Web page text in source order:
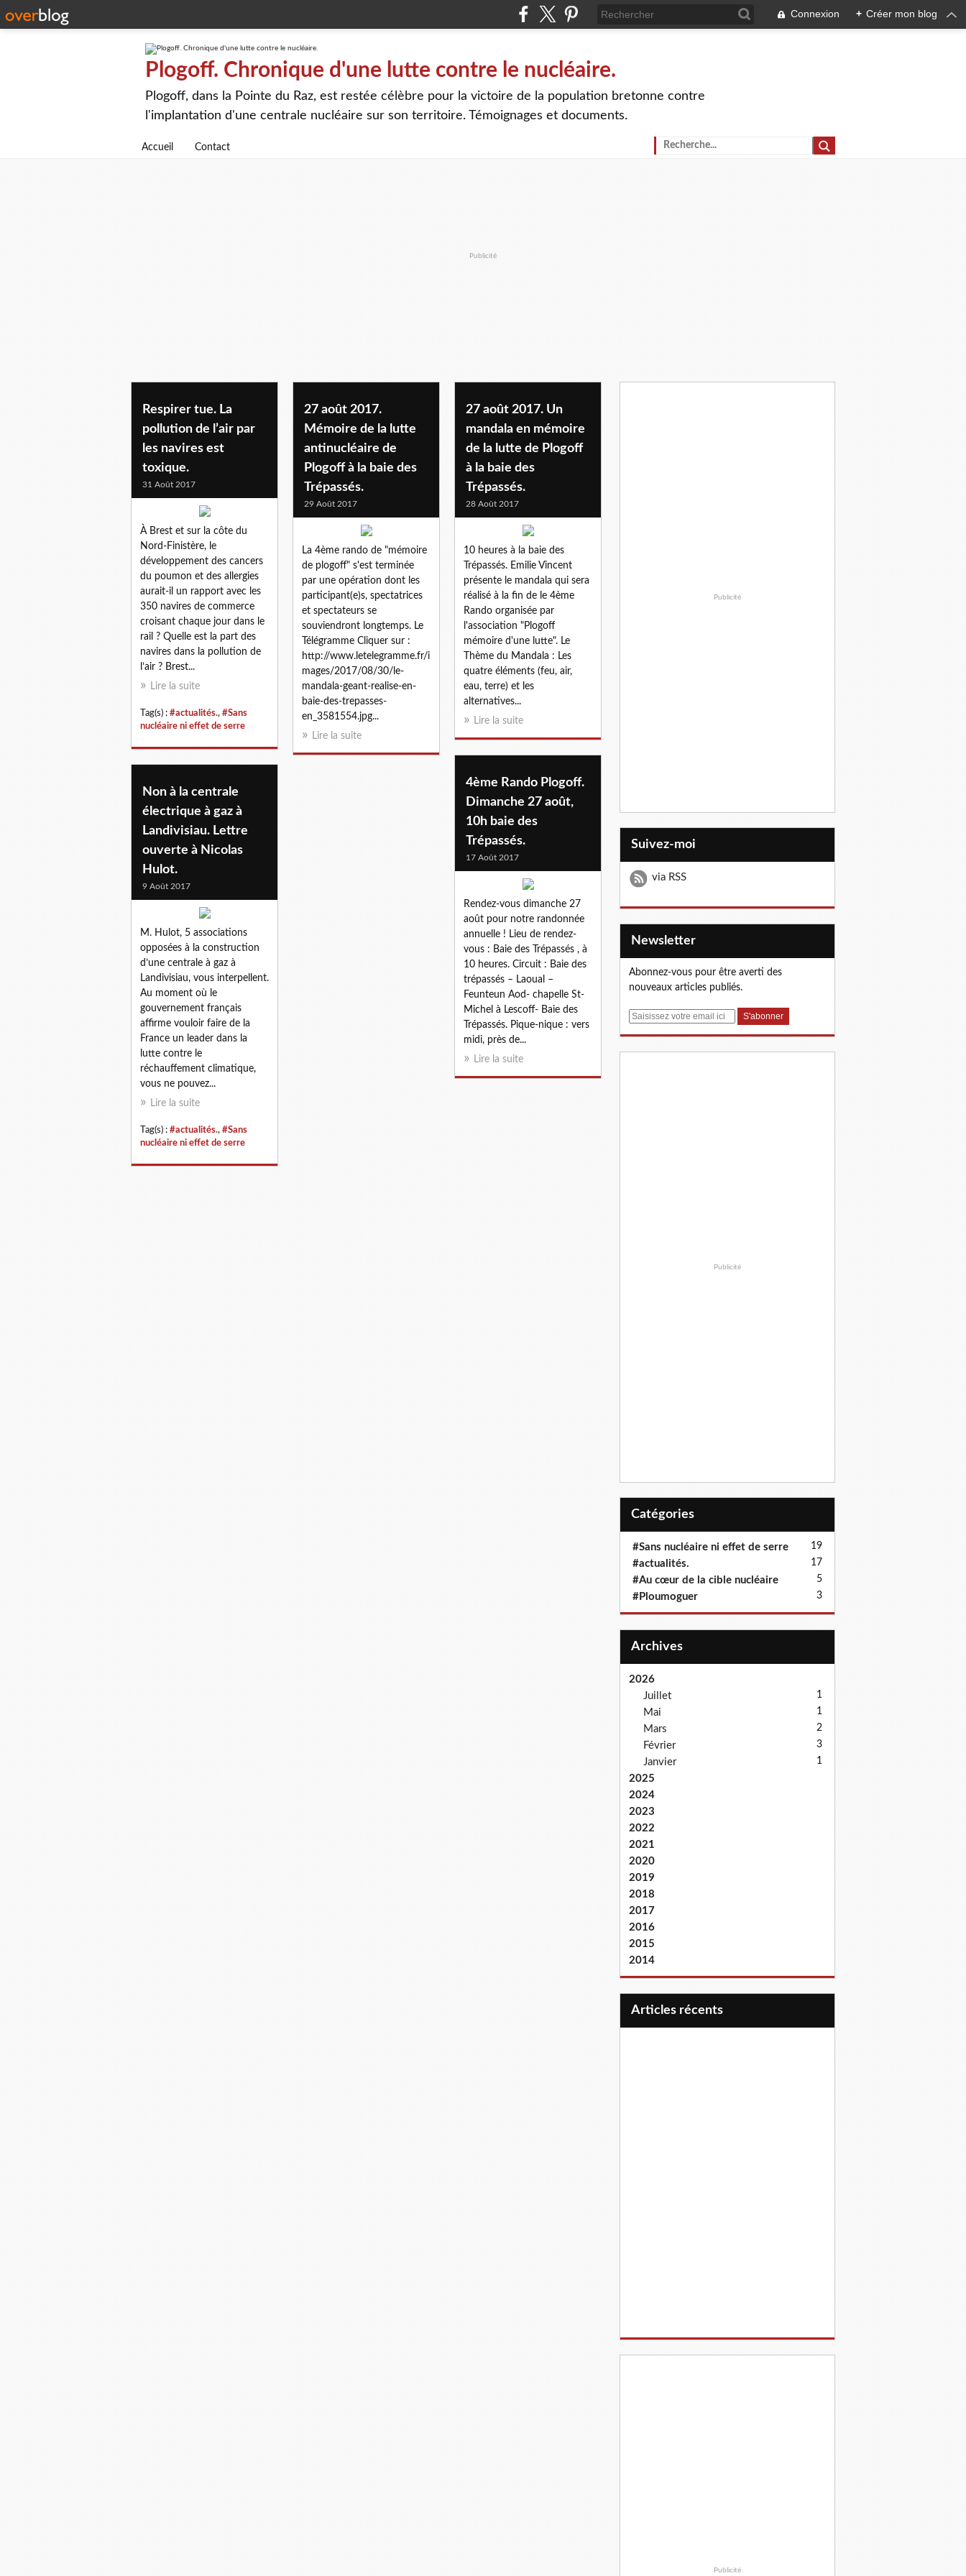
Connexion + Créer mon blog
Plogoff. Chronique d'une lutte contre le nucléaire.
Plogoff, dans la Pointe du Raz, est restée célèbre pour la victoire de la population bretonne contre
l'implantation d'une centrale nucléaire sur son territoire. Témoignages et documents.
Accueil Contact
Publicité
Respirer tue. La
pollution de l’air par
les navires est
toxique.
31 Août 2017
À Brest et sur la côte du
Nord-Finistère, le
développement des cancers
du poumon et des allergies
aurait-il un rapport avec les
350 navires de commerce
croisant chaque jour dans le
rail ? Quelle est la part des
navires dans la pollution de
l’air ? Brest...
Lire la suite
Tag(s) : #actualités., #Sans
nucléaire ni effet de serre
27 août 2017.
Mémoire de la lutte
antinucléaire de
Plogoff à la baie des
Trépassés.
29 Août 2017
La 4ème rando de "mémoire
de plogoff" s'est terminée
par une opération dont les
participant(e)s, spectatrices
et spectateurs se
souviendront longtemps. Le
Télégramme Cliquer sur :
http://www.letelegramme.fr/i
mages/2017/08/30/le-
mandala-geant-realise-en-
baie-des-trepasses-
en_3581554.jpg...
Lire la suite
27 août 2017. Un
mandala en mémoire
de la lutte de Plogoff
à la baie des
Trépassés.
28 Août 2017
10 heures à la baie des
Trépassés. Emilie Vincent
présente le mandala qui sera
réalisé à la fin de le 4ème
Rando organisée par
l'association "Plogoff
mémoire d'une lutte". Le
Thème du Mandala : Les
quatre éléments (feu, air,
eau, terre) et les
alternatives...
Lire la suite
4ème Rando Plogoff.
Dimanche 27 août,
10h baie des
Trépassés.
17 Août 2017
Rendez-vous dimanche 27
août pour notre randonnée
annuelle ! Lieu de rendez-
vous : Baie des Trépassés , à
10 heures. Circuit : Baie des
trépassés – Laoual –
Feunteun Aod- chapelle St-
Michel à Lescoff- Baie des
Trépassés. Pique-nique : vers
midi, près de...
Lire la suite
Non à la centrale
électrique à gaz à
Landivisiau. Lettre
ouverte à Nicolas
Hulot.
9 Août 2017
M. Hulot, 5 associations
opposées à la construction
d’une centrale à gaz à
Landivisiau, vous interpellent.
Au moment où le
gouvernement français
affirme vouloir faire de la
France un leader dans la
lutte contre le
réchauffement climatique,
vous ne pouvez...
Lire la suite
Tag(s) : #actualités., #Sans
nucléaire ni effet de serre
Publicité
Suivez-moi
via RSS
Newsletter
Abonnez-vous pour être averti des
nouveaux articles publiés.
E
Publicité
Catégories
#Sans nucléaire ni effet de serre 19
#actualités. 17
#Au cœur de la cible nucléaire 5
#Ploumoguer 3
Archives
2026
Juillet
1
Mai 1
Mars 2
Février 3
Janvier 1
2025
2024
2023
2022
2021
2020
2019
2018
2017
2016
2015
2014
articles récents
Publicité